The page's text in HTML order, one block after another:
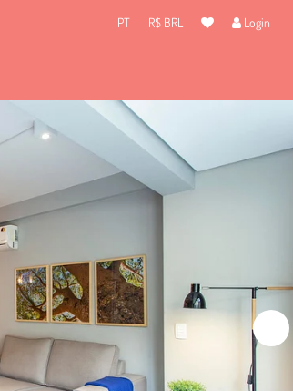
PT R$ BRL Login